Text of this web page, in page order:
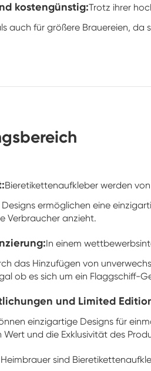
kostengünstig:Trotz ihrer
auch für größere Brauereien,
Bieretikettenaufkleber werden
ermöglichen eine
Verbraucher anzieht.
In einem
das Hinzufügen von
ob es sich um ein Flaggschiff-
und Limited
einzigartige Designs für
und die Exklusivität des
Heimbrauer sind